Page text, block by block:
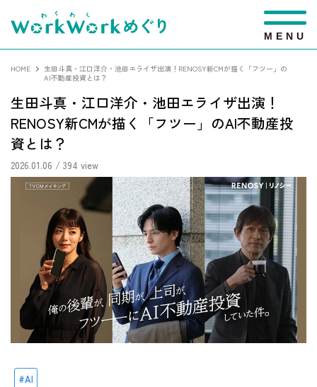
M E N U
HOME
生田斗真・江口洋介・池田エライザ出演！RENOSY新CMが描く「フツー」の
AI不動産投資とは？
生田斗真・江口洋介・池田エライザ出演！
RENOSY新CMが描く「フツー」のAI不動産投
資とは？
2026.01.06 / 394 view
AI